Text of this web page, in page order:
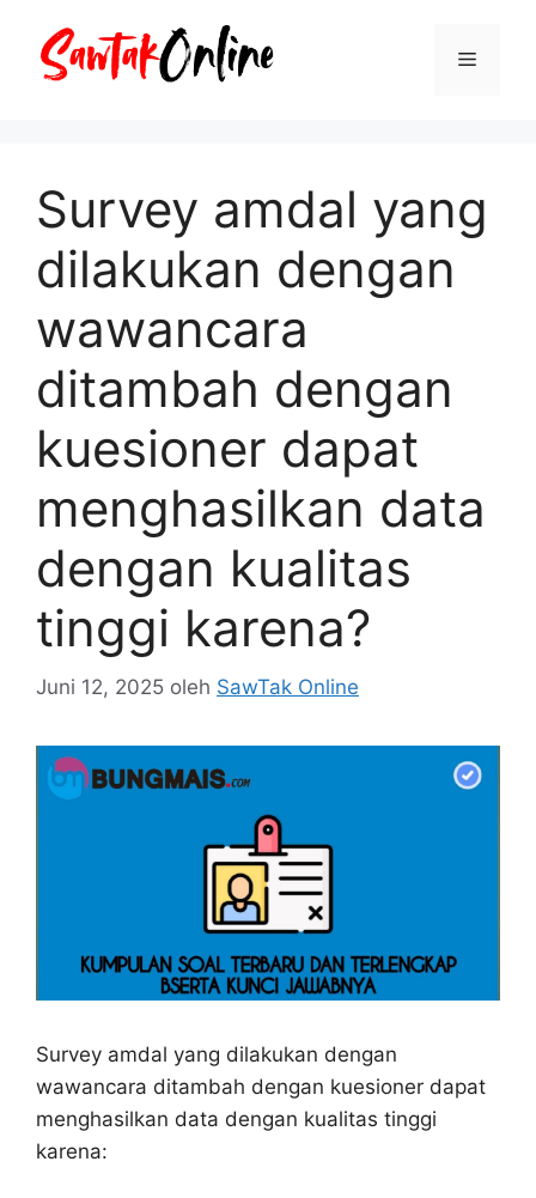
Menu
Survey amdal yang
dilakukan dengan
wawancara
ditambah dengan
kuesioner dapat
menghasilkan data
dengan kualitas
tinggi karena?
Juni 12, 2025 oleh SawTak Online
Survey amdal yang dilakukan dengan
wawancara ditambah dengan kuesioner dapat
menghasilkan data dengan kualitas tinggi
karena: